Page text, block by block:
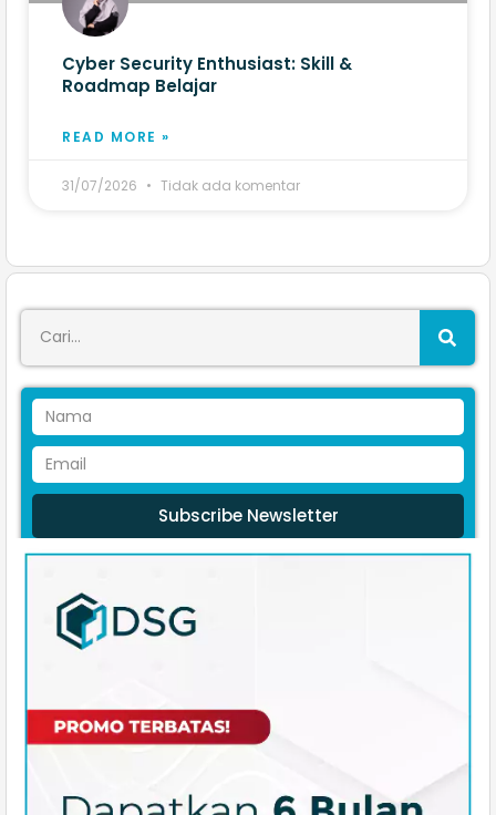
Cyber Security Enthusiast: Skill &
Roadmap Belajar
READ MORE »
31/07/2026 Tidak ada komentar
Subscribe Newsletter